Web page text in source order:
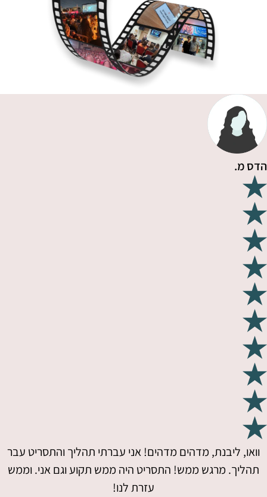
הדס מ.
וואו, ליבנת, מדהים מדהים! אני עברתי תהליך והתסריט עבר
תהליך. מרגש ממש! התסריט היה ממש תקוע וגם אני. וממש
עזרת לנו!